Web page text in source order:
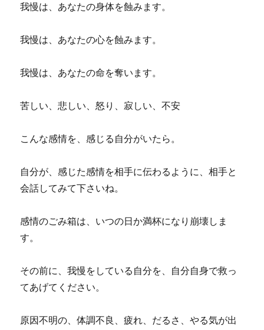
我慢は、あなたの身体を蝕みます。
我慢は、あなたの心を蝕みます。
我慢は、あなたの命を奪います。
苦しい、悲しい、怒り、寂しい、不安
こんな感情を、感じる自分がいたら。
自分が、感じた感情を相手に伝わるように、相手と
会話してみて下さいね。
感情のごみ箱は、いつの日か満杯になり崩壊しま
す。
その前に、我慢をしている自分を、自分自身で救っ
てあげてください。
原因不明の、体調不良、疲れ、だるさ、やる気が出